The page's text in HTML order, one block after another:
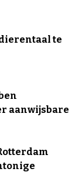
te
aanwijsbare